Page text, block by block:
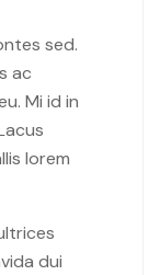
sed.
ac
Mi id in
lorem
dui